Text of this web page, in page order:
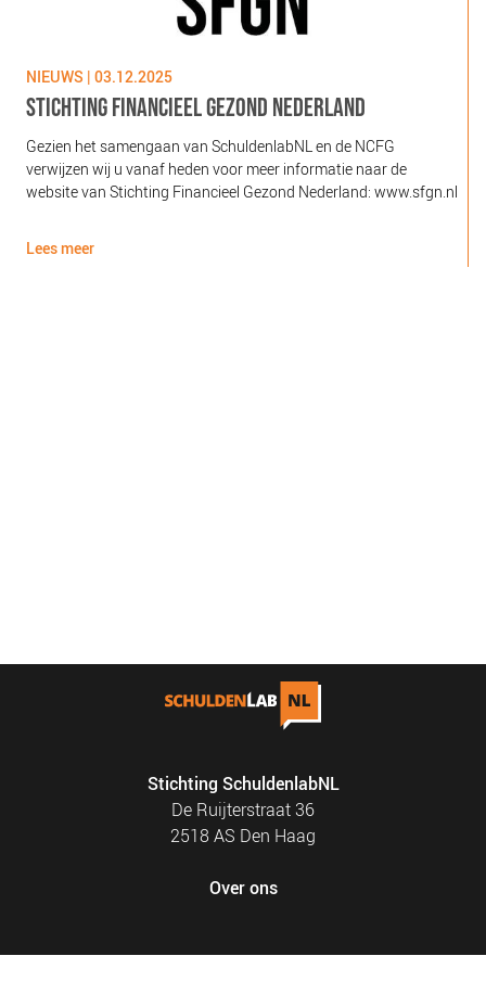
NIEUWS | 03.12.2025
STICHTING FINANCIEEL GEZOND NEDERLAND
Gezien het samengaan van SchuldenlabNL en de NCFG
verwijzen wij u vanaf heden voor meer informatie naar de
website van Stichting Financieel Gezond Nederland: www.sfgn.nl
Lees meer
Stichting SchuldenlabNL
De Ruijterstraat 36
2518 AS Den Haag
Over ons